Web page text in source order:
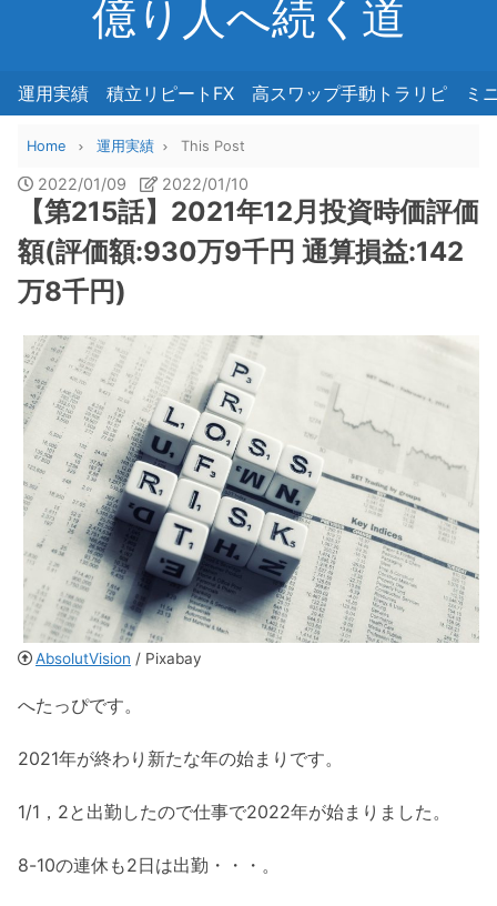
億り人へ続く道
運用実績 積立リピートFX 高スワップ手動トラリピ ミ
Home 運用実績 This Post
2022/01/09 2022/01/10
【第215話】2021年12月投資時価評価
額(評価額:930万9千円 通算損益:142
万8千円)
AbsolutVision / Pixabay
へたっぴです。
2021年が終わり新たな年の始まりです。
1/1，2と出勤したので仕事で2022年が始まりました。
8-10の連休も2日は出勤・・・。